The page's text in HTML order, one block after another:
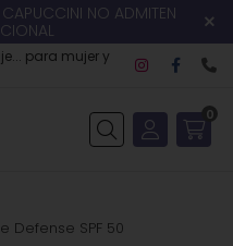
NO ADMITEN
para mujer y
Buscar
0
Defense SPF 50